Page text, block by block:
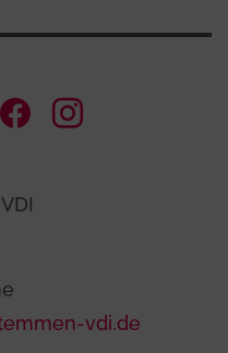
Facebook
vdi.de